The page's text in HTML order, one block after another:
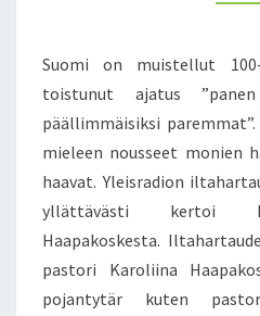
T
A
A
N
S
U
O
N
Y
L
T
S
Suomi on muistellut
toistunut ajatus
päällimmäisiksi
mieleen nousseet monien
haavat. Yleisradion
yllättävästi kertoi
Haapakoskesta.
pastori Karoliina
pojantytär kuten